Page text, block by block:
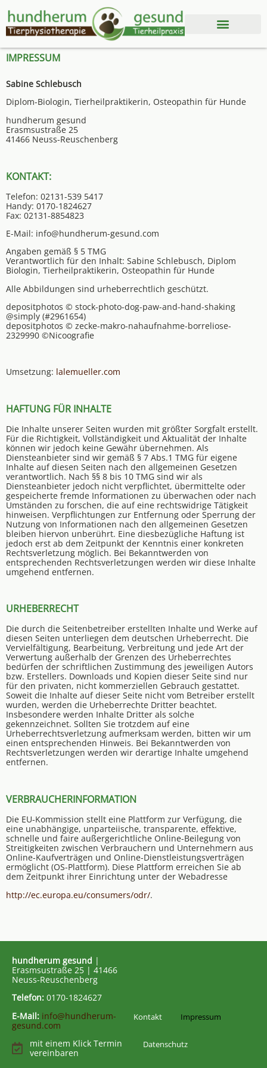
IMPRESSUM
Sabine Schlebusch
Diplom-Biologin, Tierheilpraktikerin, Osteopathin für Hunde
hundherum gesund
Erasmsustraße 25
41466 Neuss-Reuschenberg
KONTAKT:
Telefon: 02131-539 5417
Handy: 0170-1824627
Fax: 02131-8854823
E-Mail: info@hundherum-gesund.com
Angaben gemäß § 5 TMG
Verantwortlich für den Inhalt: Sabine Schlebusch, Diplom
Biologin, Tierheilpraktikerin, Osteopathin für Hunde
Alle Abbildungen sind urheberrechtlich geschützt.
depositphotos © stock-photo-dog-paw-and-hand-shaking
@simply (#2961654)
depositphotos © zecke-makro-nahaufnahme-borreliose-
2329990 ©Nicoografie
Umsetzung: lalemueller.com
HAFTUNG FÜR INHALTE
Die Inhalte unserer Seiten wurden mit größter Sorgfalt erstellt.
Für die Richtigkeit, Vollständigkeit und Aktualität der Inhalte
können wir jedoch keine Gewähr übernehmen. Als
Diensteanbieter sind wir gemäß § 7 Abs.1 TMG für eigene
Inhalte auf diesen Seiten nach den allgemeinen Gesetzen
verantwortlich. Nach §§ 8 bis 10 TMG sind wir als
Diensteanbieter jedoch nicht verpflichtet, übermittelte oder
gespeicherte fremde Informationen zu überwachen oder nach
Umständen zu forschen, die auf eine rechtswidrige Tätigkeit
hinweisen. Verpflichtungen zur Entfernung oder Sperrung der
Nutzung von Informationen nach den allgemeinen Gesetzen
bleiben hiervon unberührt. Eine diesbezügliche Haftung ist
jedoch erst ab dem Zeitpunkt der Kenntnis einer konkreten
Rechtsverletzung möglich. Bei Bekanntwerden von
entsprechenden Rechtsverletzungen werden wir diese Inhalte
umgehend entfernen.
URHEBERRECHT
Die durch die Seitenbetreiber erstellten Inhalte und Werke auf
diesen Seiten unterliegen dem deutschen Urheberrecht. Die
Vervielfältigung, Bearbeitung, Verbreitung und jede Art der
Verwertung außerhalb der Grenzen des Urheberrechtes
bedürfen der schriftlichen Zustimmung des jeweiligen Autors
bzw. Erstellers. Downloads und Kopien dieser Seite sind nur
für den privaten, nicht kommerziellen Gebrauch gestattet.
Soweit die Inhalte auf dieser Seite nicht vom Betreiber erstellt
wurden, werden die Urheberrechte Dritter beachtet.
Insbesondere werden Inhalte Dritter als solche
gekennzeichnet. Sollten Sie trotzdem auf eine
Urheberrechtsverletzung aufmerksam werden, bitten wir um
einen entsprechenden Hinweis. Bei Bekanntwerden von
Rechtsverletzungen werden wir derartige Inhalte umgehend
entfernen.
VERBRAUCHERINFORMATION
Die EU-Kommission stellt eine Plattform zur Verfügung, die
eine unabhängige, unparteiische, transparente, effektive,
schnelle und faire außergerichtliche Online-Beilegung von
Streitigkeiten zwischen Verbrauchern und Unternehmern aus
Online-Kaufverträgen und Online-Dienstleistungsverträgen
ermöglicht (OS-Plattform). Diese Plattform erreichen Sie ab
dem Zeitpunkt ihrer Einrichtung unter der Webadresse
http://ec.europa.eu/consumers/odr/.
hundherum gesund |
Erasmsustraße 25 | 41466
Neuss-Reuschenberg
Telefon: 0170-1824627
E-Mail: info@hundherum-
gesund.com
mit einem Klick Termin
vereinbaren
Kontakt Impressum
Datenschutz